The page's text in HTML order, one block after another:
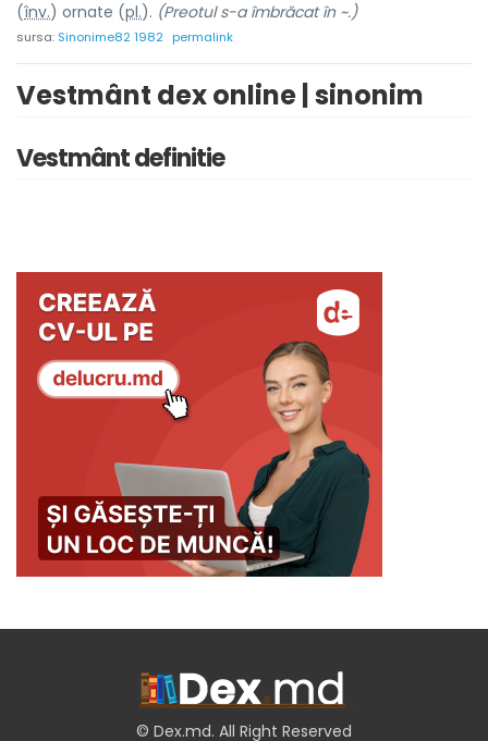
(înv.) ornate (pl.). (Preotul s-a îmbrăcat în ~.)
sursa: Sinonime82 1982 permalink
Vestmânt dex online | sinonim
Vestmânt definitie
© Dex.md. All Right Reserved